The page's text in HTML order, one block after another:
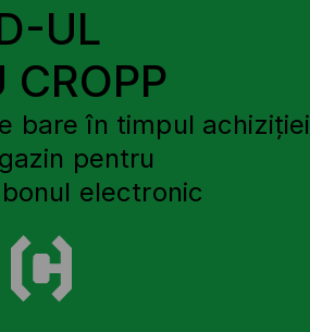
UL
CROPP
bare în timpul achiziției
pentru
electronic